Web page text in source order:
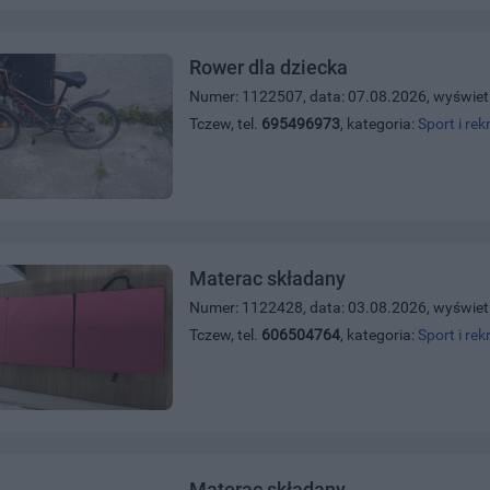
Rower dla dziecka
Numer: 1122507, data: 07.08.2026,
Tczew, tel. 695496973, kategoria:Sport i
Materac składany
Numer: 1122428, data: 03.08.2026,
Tczew, tel. 606504764, kategoria:Sport i